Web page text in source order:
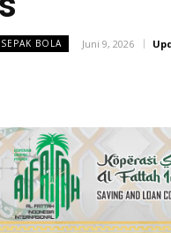
SEPAK BOLA Juni 9, 2026